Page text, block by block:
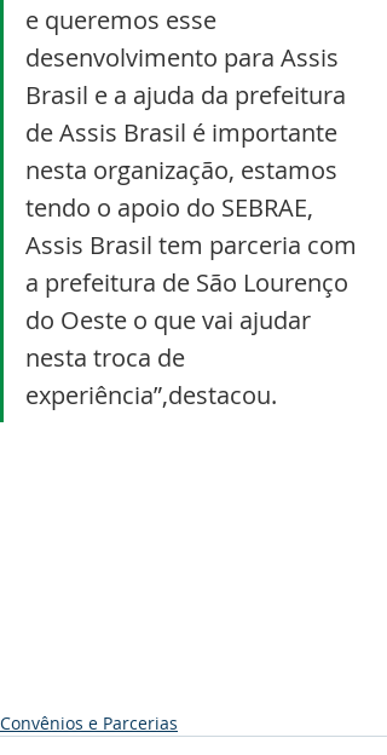
e queremos esse
desenvolvimento para Assis
Brasil e a ajuda da prefeitura
de Assis Brasil é importante
nesta organização, estamos
tendo o apoio do SEBRAE,
Assis Brasil tem parceria com
a prefeitura de São Lourenço
do Oeste o que vai ajudar
nesta troca de
experiência”,destacou.
Convênios e Parcerias